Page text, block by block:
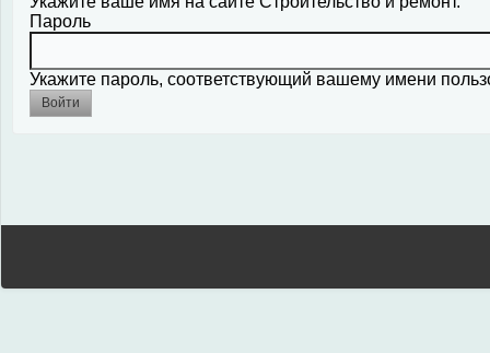
Укажите пароль, соответствующий вашему имени